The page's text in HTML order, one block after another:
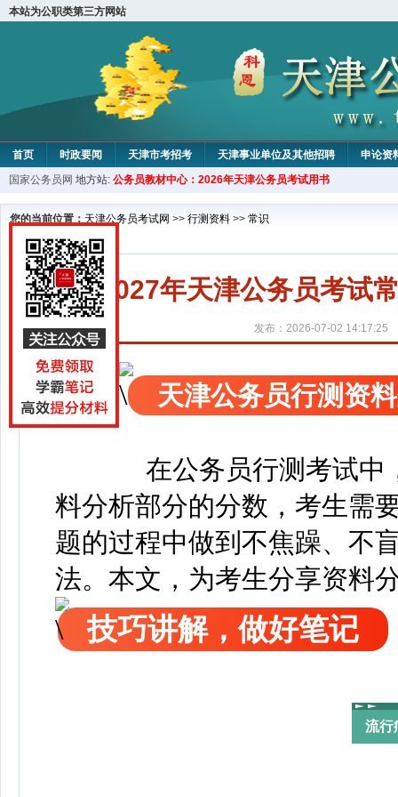
本站为公职类第三方网站
首页 时政要闻 天津市考招考 天津事业单位及其他招聘 申论资
教材中心
国家公务员网 地方站: 公务员教材中心：2026年天津公务员考试用书
您的当前位置： 天津公务员考试网 >> 行测资料 >> 常识
2027年天津公务员考试
发布：2026-07-02 14:17:25
天津公务员行测资
在公务员行测考试中
料分析部分的分数，考生需
题的过程中做到不焦躁、不
法。本文，为考生分享资料
技巧讲解，做好笔记
流行